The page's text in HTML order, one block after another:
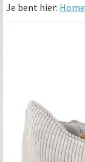
Je bent hier: Home